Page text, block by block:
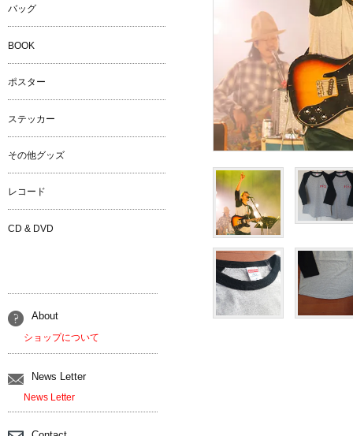
バッグ
BOOK
ポスター
ステッカー
その他グッズ
レコード
CD & DVD
About
ショップについて
News Letter
News Letter